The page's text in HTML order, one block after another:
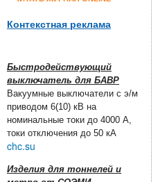
Контекстная реклама
Быстродействующий
выключатель для БАВР
Вакуумные выключатели с э/м
приводом 6(10) кВ на
номинальные токи до 4000 А,
токи отключения до 50 кА
chc.su
Изделия для тоннелей и